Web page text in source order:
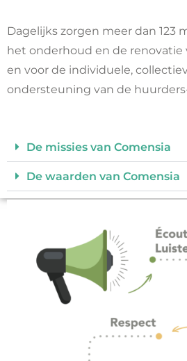
Dagelijks zorgen meer dan 123
het onderhoud en de renovatie
en voor de individuele,
ondersteuning van de
De missies van Comensia
De waarden van Comensia